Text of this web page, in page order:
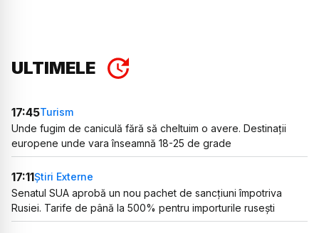
ULTIMELE
17:45Turism
Unde fugim de caniculă fără să cheltuim o avere. Destinații
europene unde vara înseamnă 18-25 de grade
17:11Știri Externe
Senatul SUA aprobă un nou pachet de sancțiuni împotriva
Rusiei. Tarife de până la 500% pentru importurile rusești